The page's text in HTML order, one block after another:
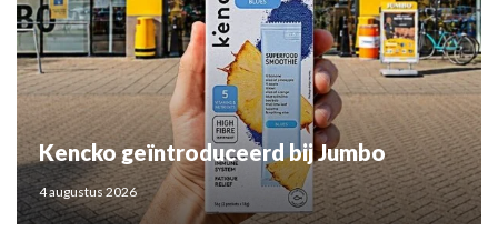
Kencko geïntroduceerd bij Jumbo
4 augustus 2026